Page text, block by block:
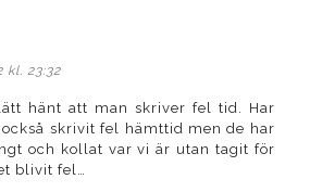
kl. 23:32
hänt att man skriver fel tid. Har
skrivit fel hämttid men de har
och kollat var vi är utan tagit för
blivit fel…